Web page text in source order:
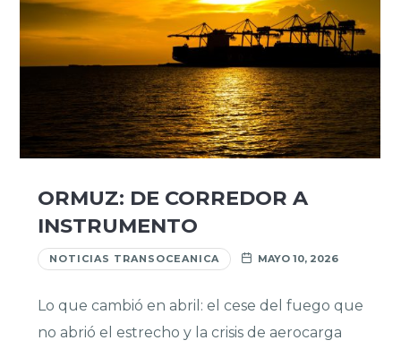
ORMUZ: DE CORREDOR A
INSTRUMENTO
NOTICIAS TRANSOCEANICA MAYO 10, 2026
Lo que cambió en abril: el cese del fuego que
no abrió el estrecho y la crisis de aerocarga